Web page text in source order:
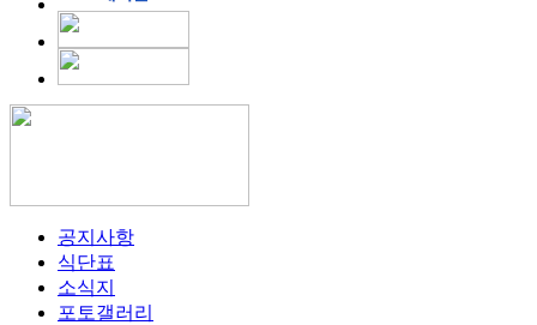
공지사항
식단표
소식지
포토갤러리